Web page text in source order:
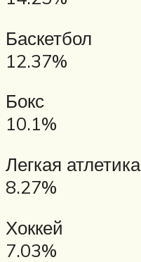
Баскетбол
12.37%
Бокс
10.1%
Легкая атлетика
8.27%
Хоккей
7.03%